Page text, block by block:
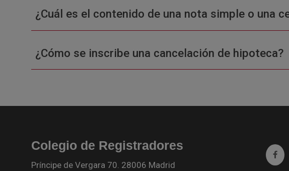
¿Cuál es el contenido de una nota simple o una
¿Cómo se inscribe una cancelación de hipoteca?
Colegio de Registradores
Príncipe de Vergara 70. 28006 Madrid
Ir a